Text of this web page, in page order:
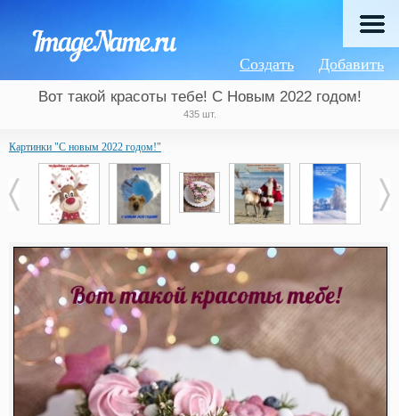
Добавить
Создать
Вот такой красоты тебе! С Новым 2022 годом!
435 шт.
Картинки "С новым 2022 годом!"